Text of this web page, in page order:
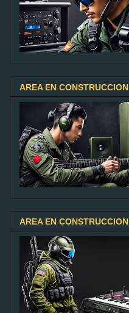
AREA EN CONSTRUCCION
AREA EN CONSTRUCCION